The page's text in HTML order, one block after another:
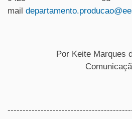
mail
Por Keite Marques